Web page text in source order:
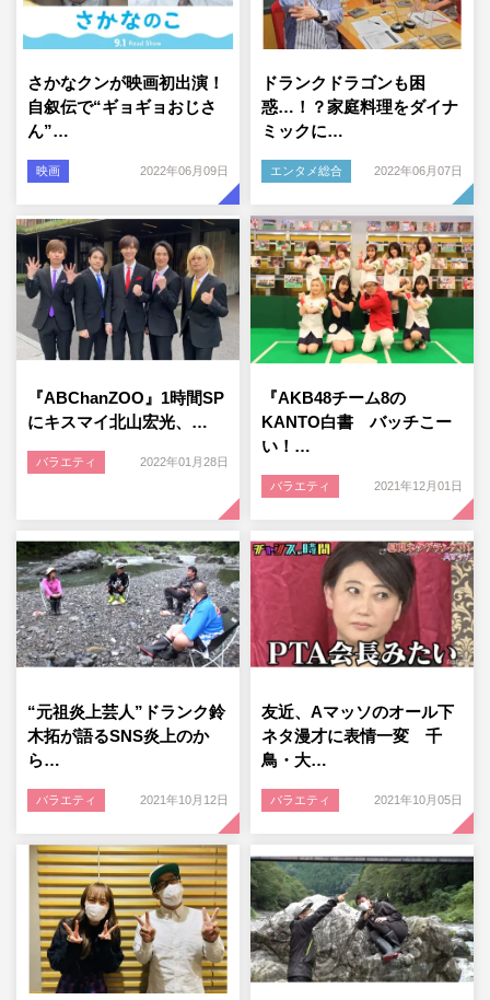
さかなクンが映画初出演！
自叙伝で“ギョギョおじさ
ん”…
映画 2022年06月09日
ドランクドラゴンも困
惑…！？家庭料理をダイナ
ミックに…
エンタメ総合 2022年06月07日
『ABChanZOO』1時間SP
にキスマイ北山宏光、…
バラエティ 2022年01月28日
『AKB48チーム8の
KANTO白書 バッチこー
い！…
バラエティ 2021年12月01日
“元祖炎上芸人”ドランク鈴
木拓が語るSNS炎上のか
ら…
バラエティ 2021年10月12日
友近、Aマッソのオール下
ネタ漫才に表情一変 千
鳥・大…
バラエティ 2021年10月05日